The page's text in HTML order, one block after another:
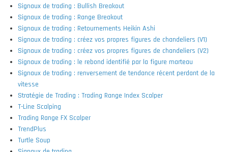
Signaux de trading : Bullish Breakout
Signaux de trading : Range Breakout
Signaux de trading : Retournements Heikin Ashi
Signaux de trading : créez vos propres figures de chandeliers (V1)
Signaux de trading : créez vos propres figures de chandeliers (V2)
Signaux de trading : le rebond identifié par la figure marteau
Signaux de trading : renversement de tendance récent perdant de la
vitesse
Stratégie de Trading : Trading Range Index Scalper
T-Line Scalping
Trading Range FX Scalper
TrendPlus
Turtle Soup